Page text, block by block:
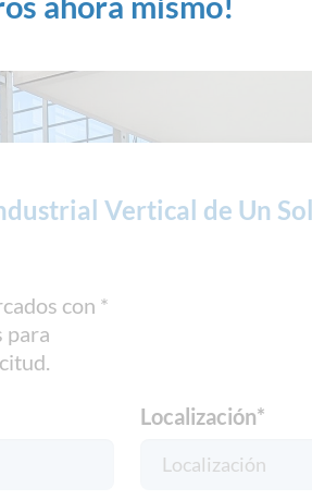
Vertical de Un
con *
para
Localización*